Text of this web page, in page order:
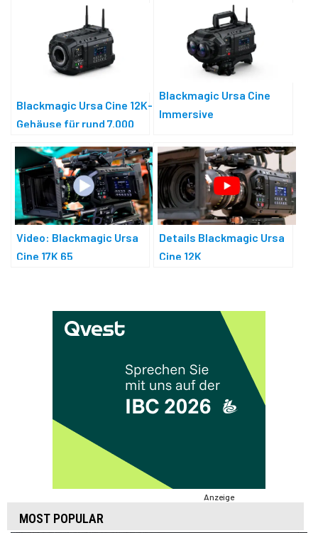
Blackmagic Ursa Cine 12K-
Gehäuse für rund 7.000
Blackmagic Ursa Cine
Immersive
Video: Blackmagic Ursa
Cine 17K 65
Details Blackmagic Ursa
Cine 12K
Anzeige
MOST POPULAR